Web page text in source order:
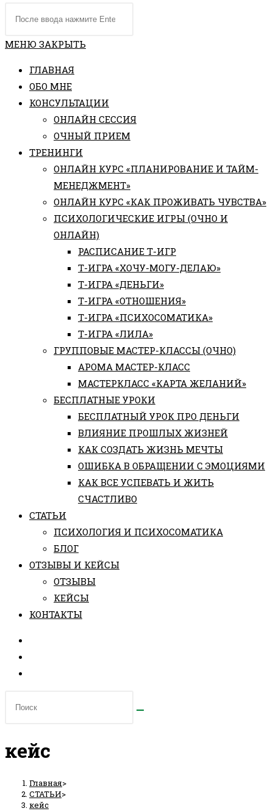
ПО
САЙТУ
сайте
МЕНЮ ЗАКРЫТЬ
ГЛАВНАЯ
ОБО МНЕ
КОНСУЛЬТАЦИИ
ОНЛАЙН СЕССИЯ
ОЧНЫЙ ПРИЕМ
ТРЕНИНГИ
ОНЛАЙН КУРС «ПЛАНИРОВАНИЕ И ТАЙМ-
МЕНЕДЖМЕНТ»
ОНЛАЙН КУРС «КАК ПРОЖИВАТЬ ЧУВСТВА»
ПСИХОЛОГИЧЕСКИЕ ИГРЫ (ОЧНО И
ОНЛАЙН)
РАСПИСАНИЕ Т-ИГР
Т-ИГРА «ХОЧУ-МОГУ-ДЕЛАЮ»
Т-ИГРА «ДЕНЬГИ»
Т-ИГРА «ОТНОШЕНИЯ»
Т-ИГРА «ПСИХОСОМАТИКА»
Т-ИГРА «ЛИЛА»
ГРУППОВЫЕ МАСТЕР-КЛАССЫ (ОЧНО)
АРОМА МАСТЕР-КЛАСС
МАСТЕРКЛАСС «КАРТА ЖЕЛАНИЙ»
БЕСПЛАТНЫЕ УРОКИ
БЕСПЛАТНЫЙ УРОК ПРО ДЕНЬГИ
ВЛИЯНИЕ ПРОШЛЫХ ЖИЗНЕЙ
КАК СОЗДАТЬ ЖИЗНЬ МЕЧТЫ
ОШИБКА В ОБРАЩЕНИИ С ЭМОЦИЯМИ
КАК ВСЕ УСПЕВАТЬ И ЖИТЬ
СЧАСТЛИВО
СТАТЬИ
ПCИХОЛОГИЯ И ПСИХОСОМАТИКА
БЛОГ
ОТЗЫВЫ И КЕЙСЫ
ОТЗЫВЫ
КЕЙСЫ
КОНТАКТЫ
кейс
Главная>
СТАТЬИ>
кейс